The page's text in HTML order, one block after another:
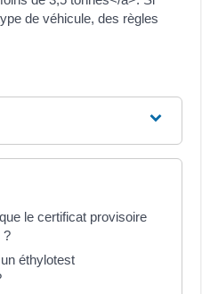
de véhicule, des règles
le certificat provisoire
?
éthylotest